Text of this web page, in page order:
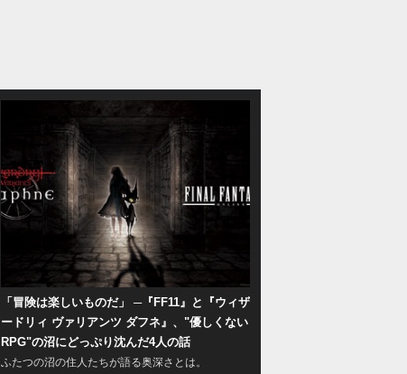
「冒険は楽しいものだ」 ─『FF11』と『ウィザ
ードリィ ヴァリアンツ ダフネ』、"優しくない
RPG"の沼にどっぷり沈んだ4人の話
ふたつの沼の住人たちが語る奥深さとは。